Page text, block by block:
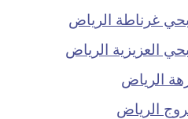
غرناطة الرياض
العزيزية الرياض
الرياض
الرياض